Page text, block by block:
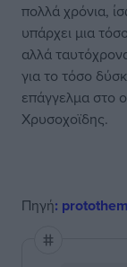
πολλά χρόνια,
υπάρχει μια
αλλά
για το τόσο
επάγγελμα στο
Χρυσοχοϊδης.
Πηγή: